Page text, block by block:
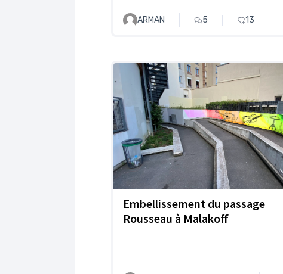
ARMAN 5 13
Embellissement du passage
Rousseau à Malakoff